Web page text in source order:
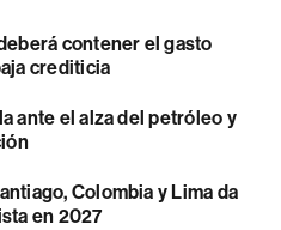
contener el gasto
crediticia
ante el alza del petróleo y
Colombia y Lima da
en 2027